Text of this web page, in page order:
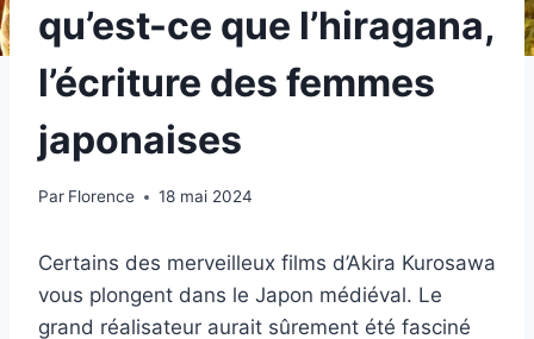
qu’est-ce que l’hiragana,
l’écriture des femmes
japonaises
Par Florence 18 mai 2024
Certains des merveilleux films d’Akira Kurosawa
vous plongent dans le Japon médiéval. Le
grand réalisateur aurait sûrement été fasciné